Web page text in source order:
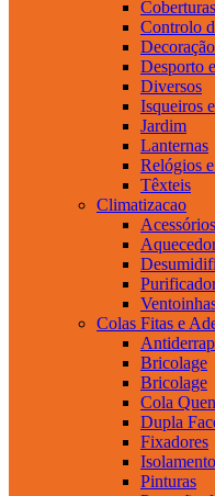
Controlo
Desporto
Diversos
Isqueiros
Jardim
Lanternas
Relógios
Têxteis
Climatizacao
Acessórios
Colas Fitas e
Bricolage
Bricolage
Cola
Dupla
Fixadores
Isolamento
Pinturas